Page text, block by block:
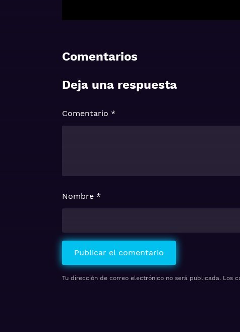
Comentarios
Deja una respuesta
Tu dirección de correo electrónico no será publicada. Los
Comentario *
Nombre *